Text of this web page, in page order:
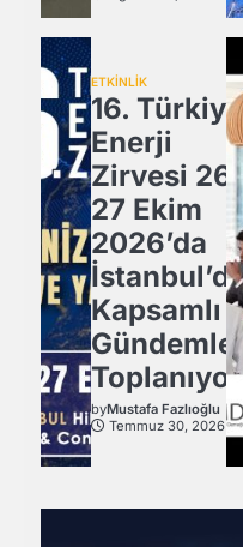
ETKİNLİK
16. Türkiye
Enerji
Zirvesi 26-
27 Ekim
2026’da
Kapsamlı
Gündemle
byMustafa Fazlıoğlu
Temmuz 30, 2026